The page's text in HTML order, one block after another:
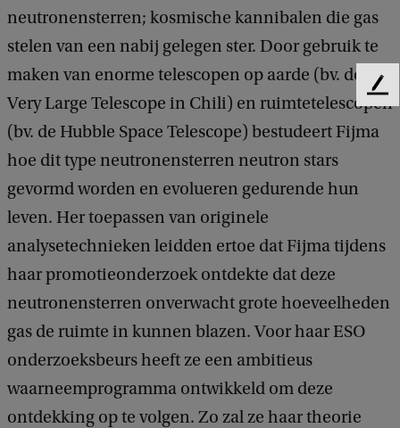
neutronensterren; kosmische kannibalen die gas
stelen van een nabij gelegen ster. Door gebruik te
maken van enorme telescopen op aarde (bv. de
Very Large Telescope in Chili) en ruimtetelescopen
(bv. de Hubble Space Telescope) bestudeert Fijma
hoe dit type neutronensterren neutron stars
gevormd worden en evolueren gedurende hun
leven. Her toepassen van originele
analysetechnieken leidden ertoe dat Fijma tijdens
haar promotieonderzoek ontdekte dat deze
neutronensterren onverwacht grote hoeveelheden
gas de ruimte in kunnen blazen. Voor haar ESO
onderzoeksbeurs heeft ze een ambitieus
waarneemprogramma ontwikkeld om deze
ontdekking op te volgen. Zo zal ze haar theorie
F
e
e